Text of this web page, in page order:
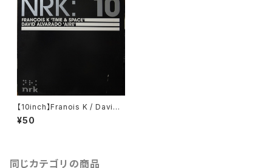
【10inch】Franois K / David
Alvarado / NRK: 10 #1
¥50
同じカテゴリの商品